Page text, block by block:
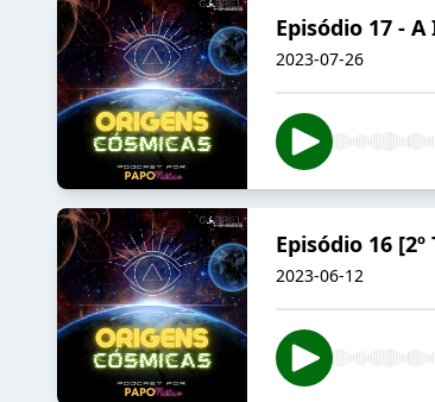
Episódio 17 -
2023-07-26
Episódio 16
2023-06-12